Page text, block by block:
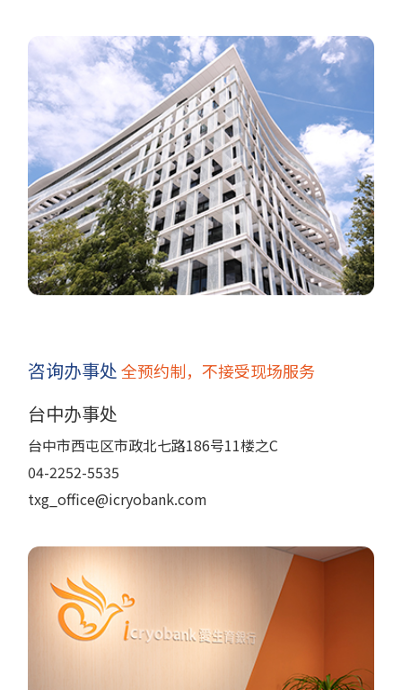
咨询办事处全预约制，不接受现场服务
台中办事处
台中市西屯区市政北七路186号11楼之C
04-2252-5535
txg_office@icryobank.com